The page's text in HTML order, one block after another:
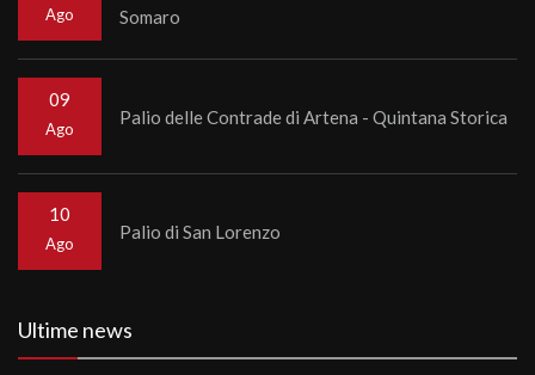
Ago
Somaro
09
Ago
Palio delle Contrade di Artena - Quintana Storica
10
Ago
Palio di San Lorenzo
Ultime news